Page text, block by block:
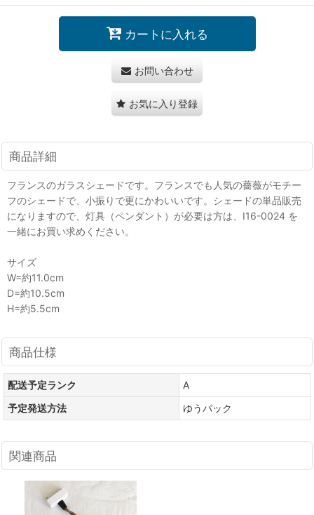
カートに入れる
お問い合わせ
お気に入り登録
商品詳細
フランスのガラスシェードです。フランスでも人気の薔薇がモチー
フのシェードで、小振りで更にかわいいです。シェードの単品販売
になりますので、灯具（ペンダント）が必要は方は、I16-0024 を
一緒にお買い求めください。
サイズ
W=約11.0cm
D=約10.5cm
H=約5.5cm
商品仕様
配送予定ランク
A
予定発送方法
ゆうパック
関連商品